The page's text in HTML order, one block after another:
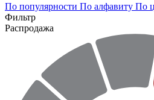
По популярности По алфавиту По
Фильтр
Распродажа